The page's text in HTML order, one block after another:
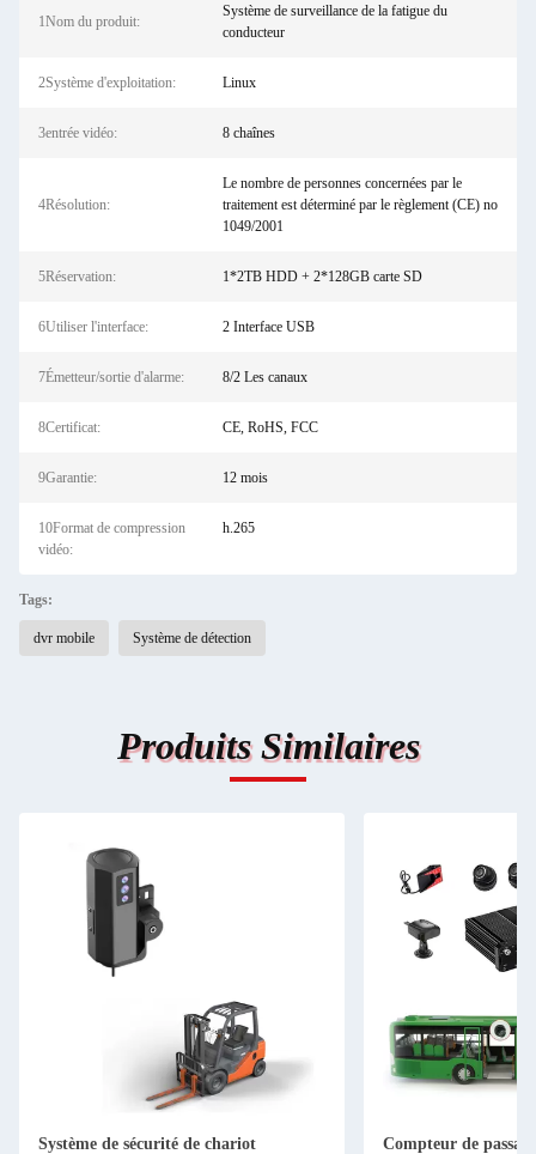
1Nom du produit:
Système de surveillance de la fatigue du
conducteur
2Système d'exploitation: Linux
3entrée vidéo: 8 chaînes
4Résolution:
Le nombre de personnes concernées par le
traitement est déterminé par le règlement (CE) no
1049/2001
5Réservation: 1*2TB HDD + 2*128GB carte SD
6Utiliser l'interface: 2 Interface USB
7Émetteur/sortie d'alarme: 8/2 Les canaux
8Certificat: CE, RoHS, FCC
9Garantie: 12 mois
10Format de compression
vidéo:
h.265
Tags:
dvr mobile Système de détection
Produits Similaires
Système de sécurité de chariot
Compteur de